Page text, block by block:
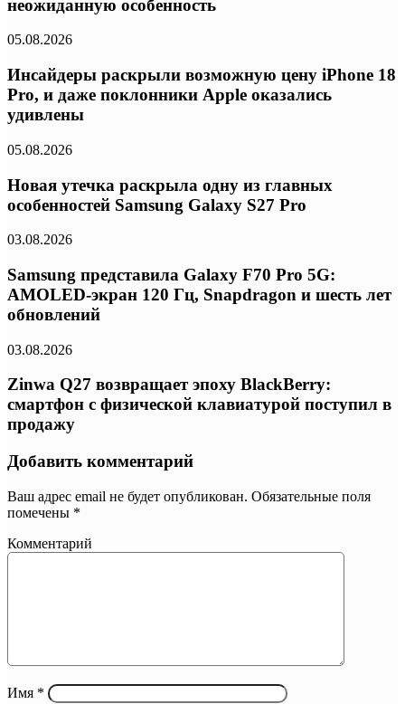
неожиданную особенность
05.08.2026
Инсайдеры раскрыли возможную цену iPhone 18
Pro, и даже поклонники Apple оказались
удивлены
05.08.2026
Новая утечка раскрыла одну из главных
особенностей Samsung Galaxy S27 Pro
03.08.2026
Samsung представила Galaxy F70 Pro 5G:
AMOLED-экран 120 Гц, Snapdragon и шесть лет
обновлений
03.08.2026
Zinwa Q27 возвращает эпоху BlackBerry:
смартфон с физической клавиатурой поступил в
продажу
Добавить комментарий
Ваш адрес email не будет опубликован. Обязательные поля
помечены *
Комментарий
Имя *